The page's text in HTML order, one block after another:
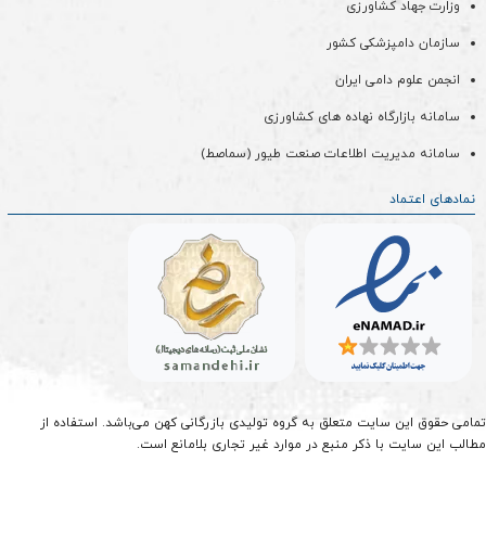
وزارت جهاد کشاورزی
سازمان دامپزشکی کشور
انجمن علوم دامی ایران
سامانه بازارگاه نهاده های کشاورزی
سامانه مدیریت اطلاعات صنعت طیور (سماصط)
نمادهای اعتماد
تمامی حقوق این سایت متعلق به گروه تولیدی بازرگانی کهن می‌باشد. استفاده از
مطالب این سایت با ذکر منبع در موارد غیر تجاری بلامانع است.